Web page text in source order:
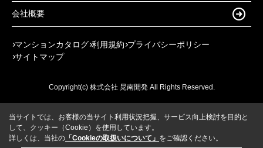
会社概要
マンションカタログ 利用規約 プライバシーポリシー
サイトマップ
Copyright(c) 株式会社 晃南開発 All Rights Reserved.
当サイトでは、お客様の当サイト利用状況把握、サービス向上検討を目的と
して、クッキー（Cookie）を使用しています。
詳しくは、当社の 「Cookieの取扱いについて」 をご確認ください。